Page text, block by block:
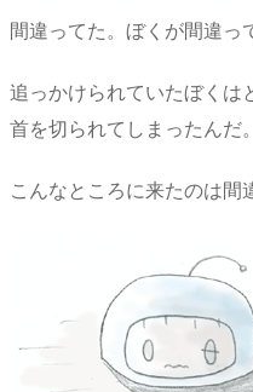
間違ってた。ぼくが間違っ
追っかけられていたぼくは
首を切られてしまったんだ。
こんなところに来たのは間